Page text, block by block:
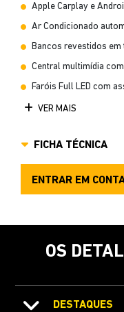
Apple Carplay e
Ar Condicionado
Bancos revestidos em
Central multimídia
Faróis Full LED com
VER MAIS
FICHA TÉCNICA
ENTRAR EM
OS
DESTAQUES